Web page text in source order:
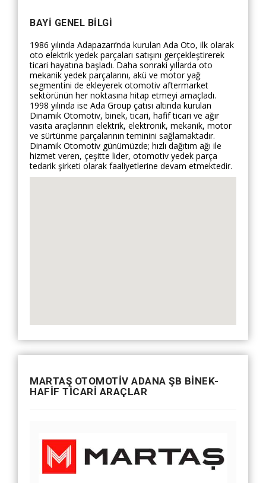
BAYI GENEL BILGI
1986 yılında Adapazarı’nda kurulan Ada Oto, ilk olarak
oto elektrik yedek parçaları satışını gerçekleştirerek
ticari hayatına başladı. Daha sonraki yıllarda oto
mekanik yedek parçalarını, akü ve motor yağ
segmentini de ekleyerek otomotiv aftermarket
sektörünün her noktasına hitap etmeyi amaçladı.
1998 yılında ise Ada Group çatısı altında kurulan
Dinamik Otomotiv, binek, ticari, hafif ticari ve ağır
vasıta araçlarının elektrik, elektronik, mekanik, motor
ve sürtünme parçalarının teminini sağlamaktadır.
Dinamik Otomotiv günümüzde; hızlı dağıtım ağı ile
hizmet veren, çeşitte lider, otomotiv yedek parça
tedarik şirketi olarak faaliyetlerine devam etmektedir.
MARTAŞ OTOMOTİV ADANA ŞB BİNEK-
HAFİF TİCARİ ARAÇLAR